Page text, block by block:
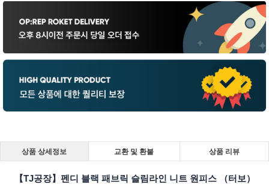
상품 상세정보 교환 및 환불 상품 리뷰
【TJ공장】펜디 블랙 패브릭 슬림라인 니트 원피스 （터보）